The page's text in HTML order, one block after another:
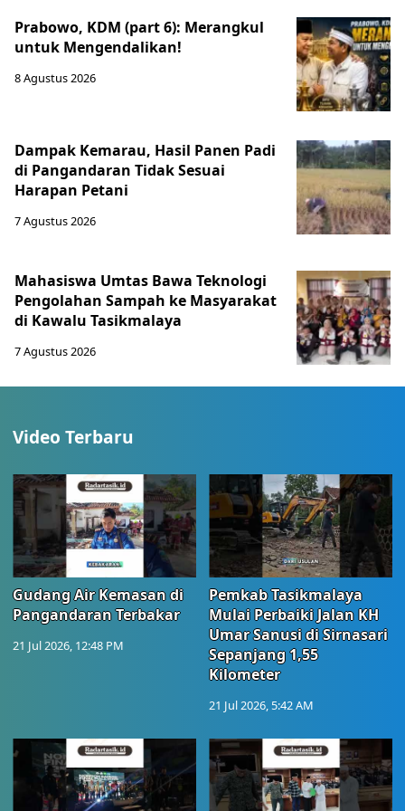
Prabowo, KDM (part 6): Merangkul
untuk Mengendalikan!
8 Agustus 2026
Dampak Kemarau, Hasil Panen Padi
di Pangandaran Tidak Sesuai
Harapan Petani
7 Agustus 2026
Mahasiswa Umtas Bawa Teknologi
Pengolahan Sampah ke Masyarakat
di Kawalu Tasikmalaya
7 Agustus 2026
Video Terbaru
Gudang Air Kemasan di
Pangandaran Terbakar
21 Jul 2026, 12:48 PM
Pemkab Tasikmalaya
Mulai Perbaiki Jalan KH
Umar Sanusi di Sirnasari
Sepanjang 1,55
Kilometer
21 Jul 2026, 5:42 AM